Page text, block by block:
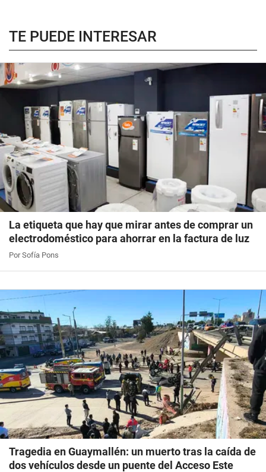
TE PUEDE INTERESAR
La etiqueta que hay que mirar antes de comprar un
electrodoméstico para ahorrar en la factura de luz
Por Sofía Pons
Tragedia en Guaymallén: un muerto tras la caída de
dos vehículos desde un puente del Acceso Este